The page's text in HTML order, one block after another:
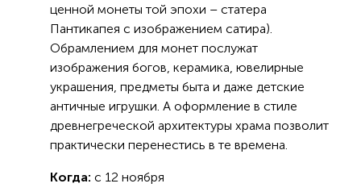
ценной монеты той эпохи – статера
Пантикапея с изображением сатира).
Обрамлением для монет послужат
изображения богов, керамика, ювелирные
украшения, предметы быта и даже детские
античные игрушки. А оформление в стиле
древнегреческой архитектуры храма позволит
практически перенестись в те времена.
Когда: с 12 ноября